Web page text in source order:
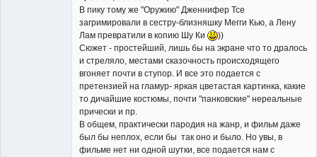
В пику тому же "Оружию" Дженнифер Тсе
загримировали в сестру-близняшку Мегги Кью, а Лену
Лам превратили в копию Шу Ки
))
Сюжет - простейший, лишь бы на экране что то дралось
и стреляло, местами сказочность происходящего
вгоняет почти в ступор. И все это подается с
претензией на гламур- яркая цветастая картинка, какие
то дичайшие костюмы, почти "панковские" нереальные
прически и пр.
В общем, практически пародия на жанр, и фильм даже
был бы неплох, если бы так оно и было. Но увы, в
фильме нет ни одной шутки, все подается нам с